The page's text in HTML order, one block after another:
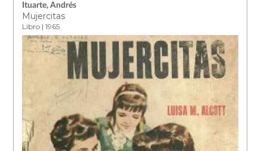
Ituarte, Andrés
Mujercitas
Libro | 1965